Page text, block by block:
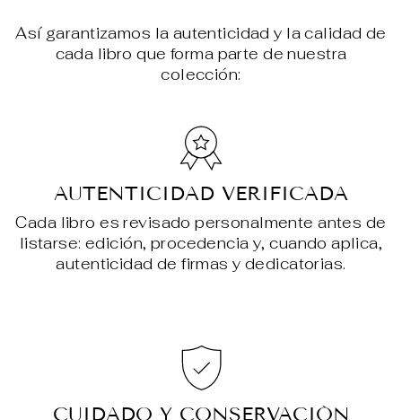
Así garantizamos la autenticidad y la calidad de
cada libro que forma parte de nuestra
colección:
AUTENTICIDAD VERIFICADA
Cada libro es revisado personalmente antes de
listarse: edición, procedencia y, cuando aplica,
autenticidad de firmas y dedicatorias.
CUIDADO Y CONSERVACIÓN